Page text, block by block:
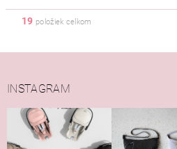
19 položiek celkom
INSTAGRAM